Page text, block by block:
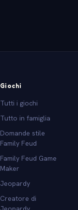
Giochi
Tutti i giochi
Tutto in famiglia
Domande stile
Family Feud
Family Feud Game
Maker
Jeopardy
Creatore di